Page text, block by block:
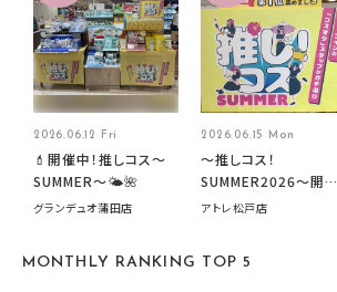
2026.06.12 Fri
💄開催中！推しコス〜
SUMMER〜🌤️🌺
グランデュオ蒲田店
2026.06.15 Mon
～推しコス！
SUMMER2026～開催
中です！
アトレ松戸店
MONTHLY RANKING TOP 5